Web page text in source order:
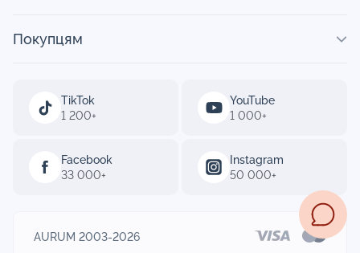
TikTok
1 200+
YouTube
1 000+
Facebook
33 000+
Instagram
50 000+
Покупцям
AURUM 2003-2026